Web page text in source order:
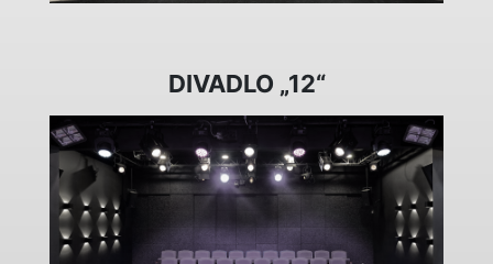
DIVADLO „12“